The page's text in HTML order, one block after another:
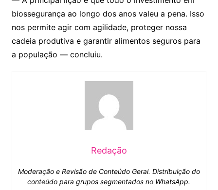
biossegurança ao longo dos anos valeu a pena. Isso
nos permite agir com agilidade, proteger nossa
cadeia produtiva e garantir alimentos seguros para
a população — concluiu.
Redação
Moderação e Revisão de Conteúdo Geral. Distribuição do
conteúdo para grupos segmentados no WhatsApp.